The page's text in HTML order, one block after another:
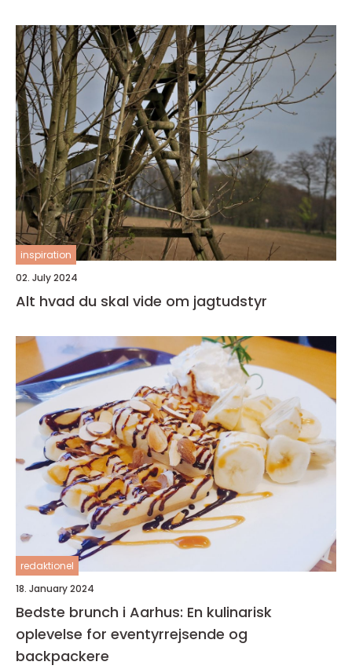
inspiration
02. July 2024
Alt hvad du skal vide om jagtudstyr
redaktionel
18. January 2024
Bedste brunch i Aarhus: En kulinarisk
oplevelse for eventyrrejsende og
backpackere